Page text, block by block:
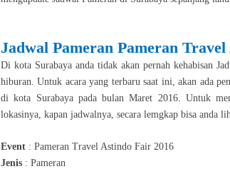
Jadwal Pameran Pameran
Di kota Surabaya anda tidak akan pernah kehabisan
hiburan. Untuk acara yang terbaru saat ini, akan ada
di kota Surabayapada bulanMaret 2016. Untuk
lokasinya, kapan jadwalnya, secara lemgkap bisa anda
Event : Pameran Travel Astindo Fair 2016
Jenis : Pameran